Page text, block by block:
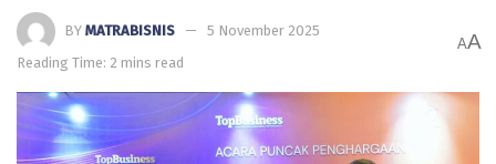
BY MATRABISNIS
5 November 2025
Reading Time: 2 mins read
AA